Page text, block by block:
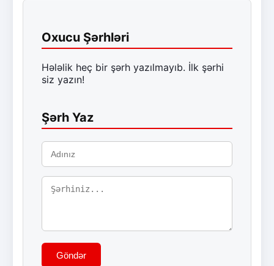
Oxucu Şərhləri
Hələlik heç bir şərh yazılmayıb. İlk şərhi
siz yazın!
Şərh Yaz
Göndər